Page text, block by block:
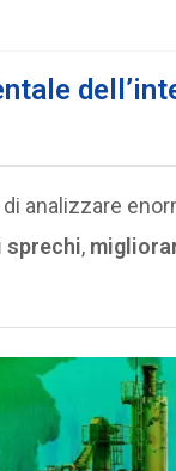
analizzare
sprechi,